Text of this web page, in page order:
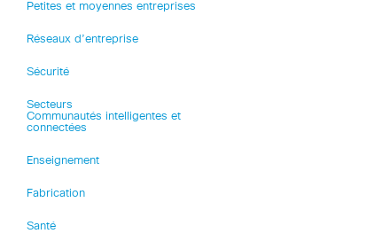
Petites et moyennes entreprises
Réseaux d’entreprise
Sécurité
Secteurs
Communautés intelligentes et
connectées
Enseignement
Fabrication
Santé